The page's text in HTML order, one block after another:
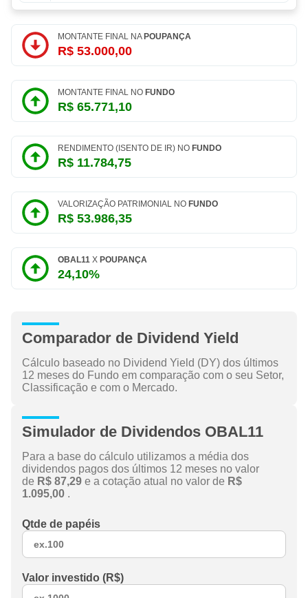
MONTANTE FINAL NA POUPANÇA
R$ 53.000,00
MONTANTE FINAL NO FUNDO
R$ 65.771,10
RENDIMENTO (ISENTO DE IR) NO FUNDO
R$ 11.784,75
VALORIZAÇÃO PATRIMONIAL NO FUNDO
R$ 53.986,35
OBAL11 X POUPANÇA
24,10%
Comparador de Dividend Yield
Cálculo baseado no Dividend Yield (DY) dos últimos
12 meses do Fundo em comparação com o seu Setor,
Classificação e com o Mercado.
Simulador de Dividendos OBAL11
Para a base do cálculo utilizamos a média dos
dividendos pagos dos últimos 12 meses no valor
de R$ 87,29 e a cotação atual no valor de R$
1.095,00 .
Qtde de papéis
Valor investido (R$)